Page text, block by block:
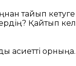
тайып кетуге
Қайтып
қасиетті орныңа.